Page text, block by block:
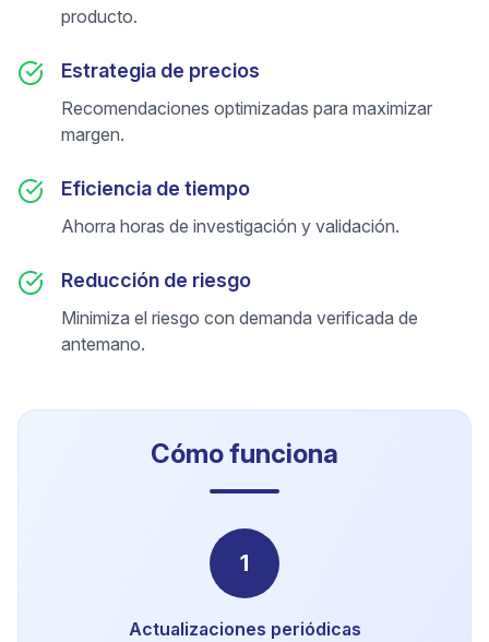
producto.
Estrategia de precios
Recomendaciones optimizadas para maximizar
margen.
Eficiencia de tiempo
Ahorra horas de investigación y validación.
Reducción de riesgo
Minimiza el riesgo con demanda verificada de
antemano.
Cómo funciona
1
Actualizaciones periódicas